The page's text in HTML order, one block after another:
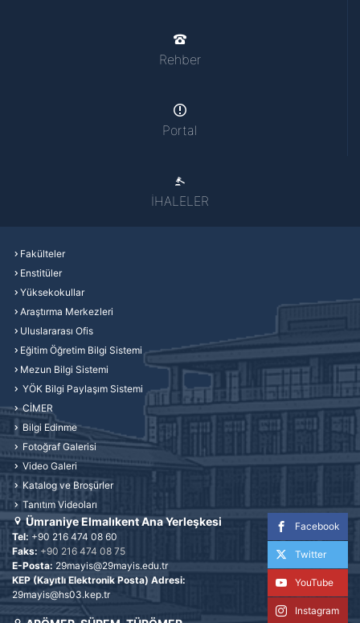
Rehber
Portal
İHALELER
Fakülteler
Enstitüler
Yüksekokullar
Araştırma Merkezleri
Uluslararası Ofis
Eğitim Öğretim Bilgi Sistemi
Mezun Bilgi Sistemi
YÖK Bilgi Paylaşım Sistemi
CİMER
Bilgi Edinme
Fotoğraf Galerisi
Video Galeri
Katalog ve Broşürler
Tanıtım Videoları
Facebook
Twitter
YouTube
Instagram
Ümraniye Elmalıkent Ana Yerleşkesi
Tel: +90 216 474 08 60
Faks: +90 216 474 08 75
E-Posta: 29mayis@29mayis.edu.tr
KEP (Kayıtlı Elektronik Posta) Adresi:
29mayis@hs03.kep.tr